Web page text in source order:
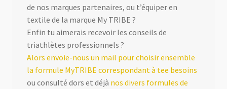
de nos marques partenaires, ou t’équiper en
textile de la marque My TRIBE ?
Enfin tu aimerais recevoir les conseils de
triathlètes professionnels ?
Alors envoie-nous un mail pour choisir ensemble
la formule MyTRIBE correspondant à tee besoins
ou consulté dors et déjà nos divers formules de